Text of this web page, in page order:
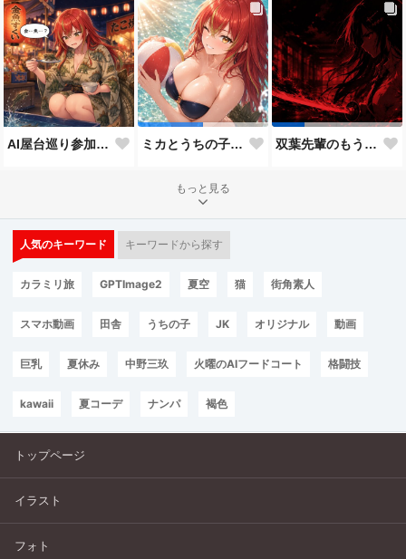
AI屋台巡り参加作品 ミカとうちの子8人目 双葉先輩のもう一つの顔３
もっと見る
人気のキーワード キーワードから探す
カラミリ旅 GPTImage2 夏空 猫 街角素人
スマホ動画 田舎 うちの子 JK オリジナル 動画
巨乳 夏休み 中野三玖 火曜のAIフードコート 格闘技
kawaii 夏コーデ ナンパ 褐色
トップページ
イラスト
フォト